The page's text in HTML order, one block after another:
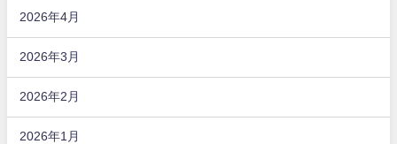
2026年4月
2026年3月
2026年2月
2026年1月